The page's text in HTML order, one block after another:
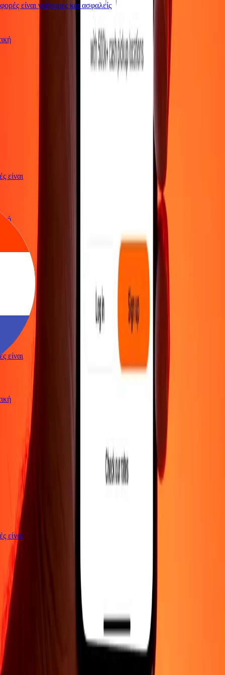
είναι γρήγορες και ασφαλείς
είναι
είναι
είναι
ΕΤΑΙΡΕΙΑ
Σχετικά με εμάς
Θέσεις εργασίαςΑσφάλεια
πράκτορας
ΥΠΟΣΤΗΡΙΞΗ
Πολιτική απορρήτου
Ειδοποίηση για cookiesΌροι και
Κέντρο βοήθειας